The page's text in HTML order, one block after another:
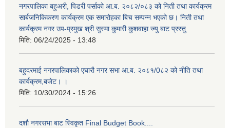
नगरपालिका बहुअरी, पिडरी पर्साको आ.ब. २०८२/०८३ को निती तथा कार्यक्रम
सार्बजनिकिकरण कार्यक्रम एक समारोहका बिच सम्पन्न भएको छ। निती तथा
कार्यक्रम नगर उप-प्रमुख श्री सुस्मा कुमारी कुशवाहा ज्यु बाट प्रस्तु
मिति: 06/24/2025 - 13:48
बहुदरमाई नगरपालिकाको एघारौ नगर सभा आ.ब. २०८१/0८२ को नीति तथा
कार्यक्रम,बजेट। ।
मिति: 10/30/2024 - 15:26
दशौ नगरसभा बाट स्विकृत Final Budget Book....